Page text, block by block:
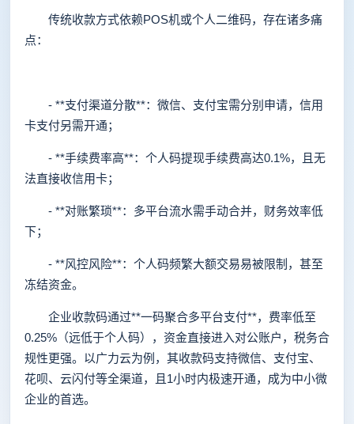
传统收款方式依赖POS机或个人二维码，存在诸多痛
点：
- **支付渠道分散**：微信、支付宝需分别申请，信用
卡支付另需开通；
- **手续费率高**：个人码提现手续费高达0.1%，且无
法直接收信用卡；
- **对账繁琐**：多平台流水需手动合并，财务效率低
下；
- **风控风险**：个人码频繁大额交易易被限制，甚至
冻结资金。
企业收款码通过**一码聚合多平台支付**，费率低至
0.25%（远低于个人码），资金直接进入对公账户，税务合
规性更强。以广力云为例，其收款码支持微信、支付宝、
花呗、云闪付等全渠道，且1小时内极速开通，成为中小微
企业的首选。